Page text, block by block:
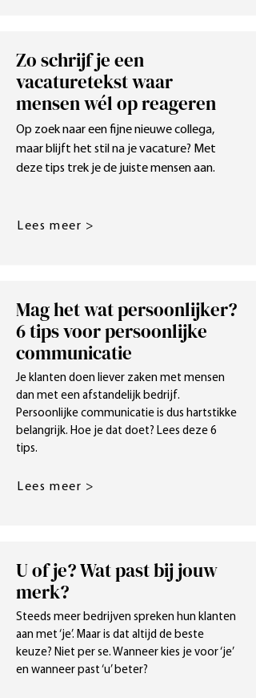
Zo schrijf je een
vacaturetekst waar
mensen wél op reageren
Op zoek naar een fijne nieuwe collega,
maar blijft het stil na je vacature? Met
deze tips trek je de juiste mensen aan.
Lees meer >
Mag het wat persoonlijker?
6 tips voor persoonlijke
communicatie
Je klanten doen liever zaken met mensen
dan met een afstandelijk bedrijf.
Persoonlijke communicatie is dus hartstikke
belangrijk. Hoe je dat doet? Lees deze 6
tips.
Lees meer >
U of je? Wat past bij jouw
merk?
Steeds meer bedrijven spreken hun klanten
aan met ‘je’. Maar is dat altijd de beste
keuze? Niet per se. Wanneer kies je voor ‘je’
en wanneer past ‘u’ beter?